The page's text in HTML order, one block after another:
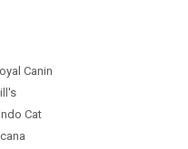
Canin
Cat